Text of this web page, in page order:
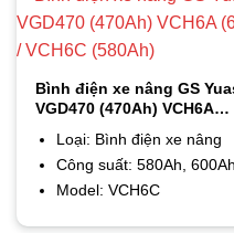
Bình điện xe nâng GS
VGD470 (470Ah) VCH6A
Loại: Bình điện xe nâng
Công suất: 580Ah, 600Ah
Model: VCH6C